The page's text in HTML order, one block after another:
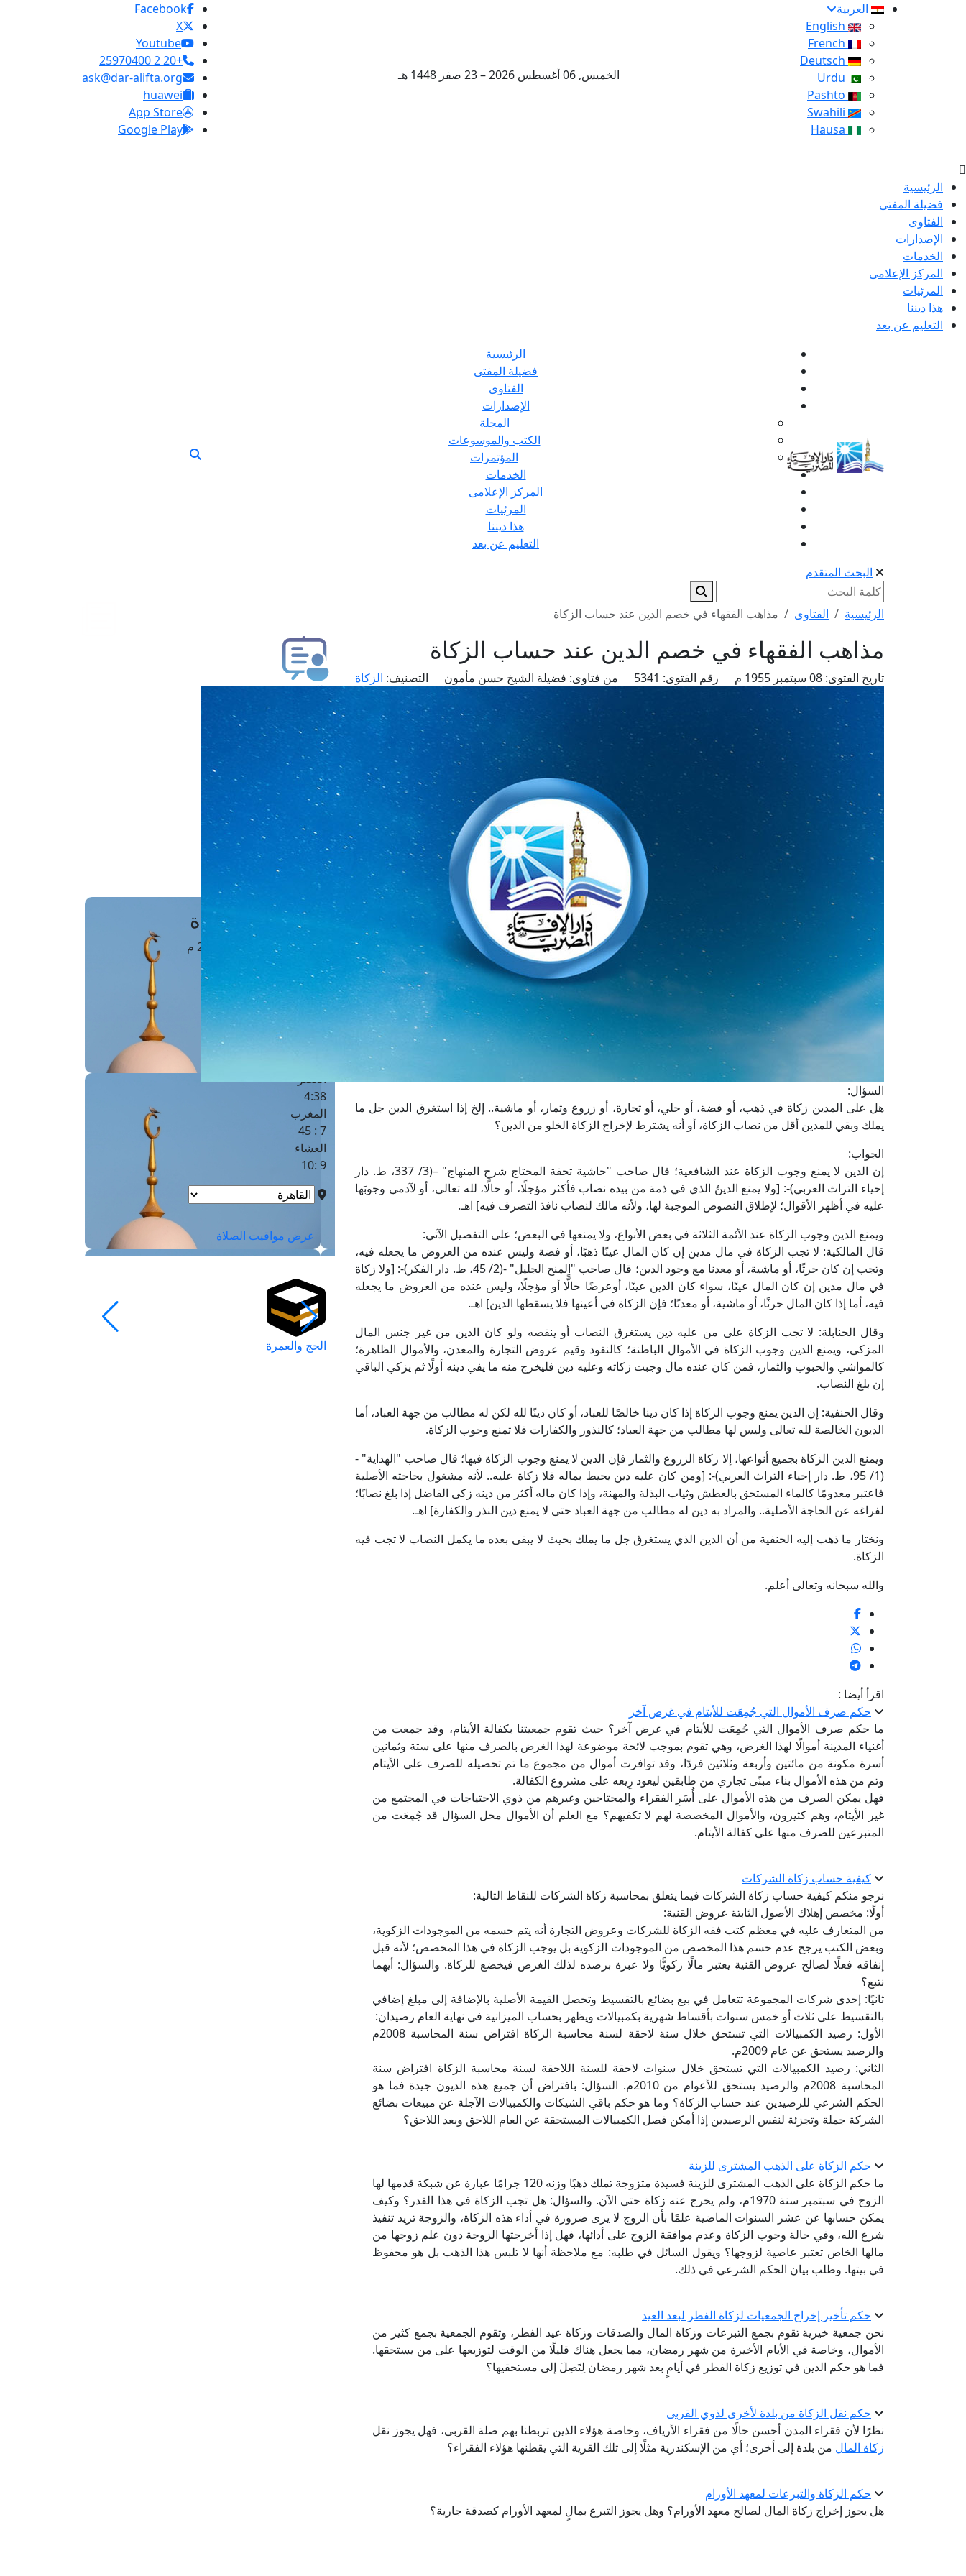
العربية
الخميس, 06 أغسطس 2026 – 23 صفر 1448 هـ
Facebook
X
Youtube
+20 2 25970400
ask@dar-alifta.org
huawei
App Store
Google Play
الرئيسية
فضيلة المفتى
الفتاوى
الإصدارات
الخدمات
المركز الإعلامى
المرئيات
هذا ديننا
التعليم عن بعد
الرئيسية
فضيلة المفتى
الفتاوى
الإصدارات
المجلة
الكتب والموسوعات
المؤتمرات
الخدمات
المركز الإعلامى
المرئيات
هذا ديننا
التعليم عن بعد
البحث المتقدم
الرئيسية الفتاوى مذاهب الفقهاء في خصم الدين عند حساب الزكاة
مذاهب الفقهاء في خصم الدين عند حساب الزكاة
تاريخ الفتوى: رقم الفتوى: من فتاوى: فضيلة الشيخ حسن مأمون التصنيف: الزكاة
السؤال:
هل على المدين زكاة في ذهب، أو فضة، أو حلي، أو تجارة، أو زروع وثمار، أو ماشية.. إلخ إذا استغرق الدين جل ما
يملك وبقي للمدين أقل من نصاب الزكاة، أو أنه يشترط لإخراج الزكاة الخلو من الدين؟
الجواب:
إن الدين لا يمنع وجوب الزكاة عند الشافعية؛ قال صاحب "حاشية تحفة المحتاج شرح المنهاج" –(3/ 337، ط. دار
إحياء التراث العربي)-: [ولا يمنع الدينُ الذي في ذمة من بيده نصاب فأكثر مؤجلًا، أو حالًّا، لله تعالى، أو لآدمي وجوبَها
عليه في أظهر الأقوال؛ لإطلاق النصوص الموجبة لها، ولأنه مالك لنصاب نافذ التصرف فيه] اهـ.
ويمنع الدين وجوب الزكاة عند الأئمة الثلاثة في بعض الأنواع، ولا يمنعها في البعض؛ على التفصيل الآتي:
قال المالكية: لا تجب الزكاة في مال مدين إن كان المال عينًا ذهبًا، أو فضة وليس عنده من العروض ما يجعله فيه،
وتجب إن كان حرثًا، أو ماشية، أو معدنا مع وجود الدين؛ قال صاحب "المنح الجليل" -(2/ 45، ط. دار الفكر)-: [ولا زكاة
في مال مدين إن كان المال عينًا، سواء كان الدين عينًا، أوعرضًا حالًّا أو مؤجلًا، وليس عنده من العروض ما يجعله
فيه، أما إذا كان المال حرثًا، أو ماشية، أو معدنًا؛ فإن الزكاة في أعينها فلا يسقطها الدين] اهـ.
وقال الحنابلة: لا تجب الزكاة على من عليه دين يستغرق النصاب أو ينقصه ولو كان الدين من غير جنس المال
المزكى، ويمنع الدين وجوب الزكاة في الأموال الباطنة؛ كالنقود وقيم عروض التجارة والمعدن، والأموال الظاهرة؛
كالمواشي والحبوب والثمار، فمن كان عنده مال وجبت زكاته وعليه دين فليخرج منه ما يفي دينه أولًا ثم يزكي الباقي
إن بلغ النصاب.
وقال الحنفية: إن الدين يمنع وجوب الزكاة إذا كان دينا خالصًا للعباد، أو كان دينًا لله لكن له مطالب من جهة العباد، أما
الديون الخالصة لله تعالى وليس لها مطالب من جهة العباد؛ كالنذور والكفارات فلا تمنع وجوب الزكاة.
ويمنع الدين الزكاة بجميع أنواعها، إلا زكاة الزروع والثمار فإن الدين لا يمنع وجوب الزكاة فيها؛ قال صاحب "الهداية" -
(1/ 95، ط. دار إحياء التراث العربي)-: [ومن كان عليه دين يحيط بماله فلا زكاة عليه.. لأنه مشغول بحاجته الأصلية
فاعتبر معدومًا كالماء المستحق بالعطش وثياب البذلة والمهنة، وإذا كان ماله أكثر من دينه زكى الفاضل إذا بلغ نصابًا؛
لفراغه عن الحاجة الأصلية.. والمراد به دين له مطالب من جهة العباد حتى لا يمنع دين النذر والكفارة] اهـ.
ونختار ما ذهب إليه الحنفية من أن الدين الذي يستغرق جل ما يملك بحيث لا يبقى بعده ما يكمل النصاب لا تجب فيه
الزكاة.
والله سبحانه وتعالى أعلم.
اقرأ أيضا :
حكم صرف الأموال التي جُمِعَت للأيتام في غرض آخر
ما حكم صرف الأموال التي جُمِعَت للأيتام في غرض آخر؟ حيث تقوم جمعيتنا بكفالة الأيتام، وقد جمعت من
أغنياء المدينة أموالًا لهذا الغرض، وهي تقوم بموجب لائحة موضوعة لهذا الغرض بالصرف منها على ستة وثمانين
أسرة مكونة من مائتين وأربعة وثلاثين فردًا، وقد توافرت أموال من مجموع ما تم تحصيله للصرف على الأيتام
وتم من هذه الأموال بناء مبنًى تجاري من طابقين ليعود رِيعه على مشروع الكفالة.
فهل يمكن الصرف من هذه الأموال على أُسَرِ الفقراء والمحتاجين وغيرهم من ذوي الاحتياجات في المجتمع من
غير الأيتام، وهم كثيرون، والأموال المخصصة لهم لا تكفيهم؟ مع العلم أن الأموال محل السؤال قد جُمِعَت من
المتبرعين للصرف منها على كفالة الأيتام.
كيفية حساب زكاة الشركات
نرجو منكم كيفية حساب زكاة الشركات فيما يتعلق بمحاسبة زكاة الشركات للنقاط التالية:
أولًا: مخصص إهلاك الأصول الثابتة عروض القنية:
من المتعارف عليه في معظم كتب فقه الزكاة للشركات وعروض التجارة أنه يتم حسمه من الموجودات الزكوية،
وبعض الكتب يرجح عدم حسم هذا المخصص من الموجودات الزكوية بل يوجب الزكاة في هذا المخصص؛ لأنه قبل
إنفاقه فعلًا لصالح عروض القنية يعتبر مالًا زكويًّا ولا عبرة برصده لذلك الغرض فيخضع للزكاة. والسؤال: أيهما
نتبع؟
ثانيًا: إحدى شركات المجموعة تتعامل في بيع بضائع بالتقسيط وتحصل القيمة الأصلية بالإضافة إلى مبلغ إضافي
بالتقسيط على ثلاث أو خمس سنوات بأقساط شهرية بكمبيالات ويظهر بحساب الميزانية في نهاية العام رصيدان:
الأول: رصيد الكمبيالات التي تستحق خلال سنة لاحقة لسنة محاسبة الزكاة افتراض سنة المحاسبة 2008م
والرصيد يستحق عن عام 2009م.
الثاني: رصيد الكمبيالات التي تستحق خلال سنوات لاحقة للسنة اللاحقة لسنة محاسبة الزكاة افتراض سنة
المحاسبة 2008م والرصيد يستحق للأعوام من 2010م. السؤال: بافتراض أن جميع هذه الديون جيدة فما هو
الحكم الشرعي للرصيدين عند حساب الزكاة؟ وما هو حكم باقي الشيكات والكمبيالات الآجلة عن مبيعات بضائع
الشركة جملة وتجزئة لنفس الرصيدين إذا أمكن فصل الكمبيالات المستحقة عن العام اللاحق وبعد اللاحق؟
حكم الزكاة على الذهب المشترى للزينة
ما حكم الزكاة على الذهب المشترى للزينة فسيدة متزوجة تملك ذهبًا وزنه 120 جرامًا عبارة عن شبكة قدمها لها
الزوج في سبتمبر سنة 1970م، ولم يخرج عنه زكاة حتى الآن. والسؤال: هل تجب الزكاة في هذا القدر؟ وكيف
يمكن حسابها عن عشر السنوات الماضية علمًا بأن الزوج لا يرى ضرورة في أداء هذه الزكاة، والزوجة تريد تنفيذ
شرع الله، وفي حالة وجوب الزكاة وعدم موافقة الزوج على أدائها، فهل إذا أخرجتها الزوجة دون علم زوجها من
مالها الخاص تعتبر عاصية لزوجها؟ ويقول السائل في طلبه: مع ملاحظة أنها لا تلبس هذا الذهب بل هو محفوظ
في بيتها. وطلب بيان الحكم الشرعي في ذلك.
حكم تأخير إخراج الجمعيات لزكاة الفطر لبعد العيد
نحن جمعية خيرية تقوم بجمع التبرعات وزكاة المال والصدقات وزكاة عيد الفطر، وتقوم الجمعية بجمع كثير من
الأموال، وخاصة في الأيام الأخيرة من شهر رمضان، مما يجعل هناك قليلًا من الوقت لتوزيعها على من يستحقها.
فما هو حكم الدين في توزيع زكاة الفطر في أيامٍ بعد شهر رمضان لِتَصِلَ إلى مستحقيها؟
حكم نقل الزكاة من بلدة لأخرى لذوي القربى
نظرًا لأن فقراء المدن أحسن حالًا من فقراء الأرياف، وخاصة هؤلاء الذين تربطنا بهم صلة القربى، فهل يجوز نقل
زكاة المال من بلدة إلى أخرى؛ أي من الإسكندرية مثلًا إلى تلك القرية التي يقطنها هؤلاء الفقراء؟
حكم الزكاة والتبرعات لمعهد الأورام
هل يجوز إخراج زكاة المال لصالح معهد الأورام؟ وهل يجوز التبرع بمالٍ لمعهد الأورام كصدقة جارية؟
طلب فتوى
استعلام عن فتوى
حجز موعد
الفتوى الهاتفية
مَواقِيتُ الصَّـــلاة
القاهرة · 06 أغسطس 2026 م
الفجر
4 :40
الشروق
العصر
4:38
المغرب
7 : 45
العشاء
9 :10
عرض مواقيت الصلاة
الحج والعمرة